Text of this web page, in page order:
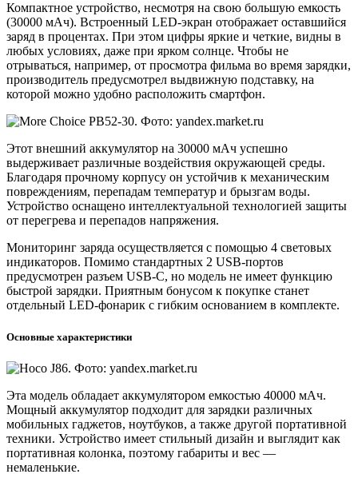
Компактное устройство, несмотря на свою большую емкость
(30000 мАч). Встроенный LED-экран отображает оставшийся
заряд в процентах. При этом цифры яркие и четкие, видны в
любых условиях, даже при ярком солнце. Чтобы не
отрываться, например, от просмотра фильма во время зарядки,
производитель предусмотрел выдвижную подставку, на
которой можно удобно расположить смартфон.
Этот внешний аккумулятор на 30000 мАч успешно
выдерживает различные воздействия окружающей среды.
Благодаря прочному корпусу он устойчив к механическим
повреждениям, перепадам температур и брызгам воды.
Устройство оснащено интеллектуальной технологией защиты
от перегрева и перепадов напряжения.
Мониторинг заряда осуществляется с помощью 4 световых
индикаторов. Помимо стандартных 2 USB-портов
предусмотрен разъем USB-C, но модель не имеет функцию
быстрой зарядки. Приятным бонусом к покупке станет
отдельный LED-фонарик с гибким основанием в комплекте.
Основные характеристики
Эта модель обладает аккумулятором емкостью 40000 мАч.
Мощный аккумулятор подходит для зарядки различных
мобильных гаджетов, ноутбуков, а также другой портативной
техники. Устройство имеет стильный дизайн и выглядит как
портативная колонка, поэтому габариты и вес —
немаленькие.